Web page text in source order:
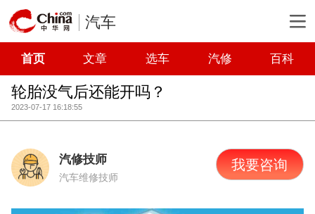
汽车
首页 文章 选车 汽修 百科
轮胎没气后还能开吗？
2023-07-17 16:18:55
汽修技师
汽车维修技师
我要咨询